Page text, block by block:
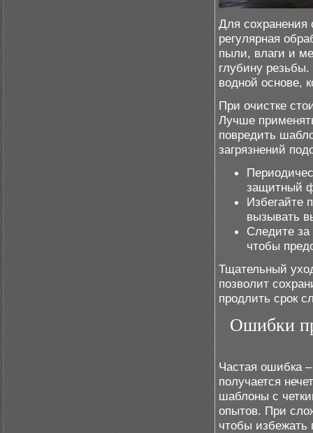
Для сохранения
регулярная
пыли, влаги и
глубину
водной основе,
При очистке
Лучше
повредить
загрязнений
защитный
Избегайте
вызывать
Следите
чтобы
Тщательный
позволит
продлить срок
Ошибки
Частая ошибка
получается
шаблоны с
опытов. При
чтобы избежать